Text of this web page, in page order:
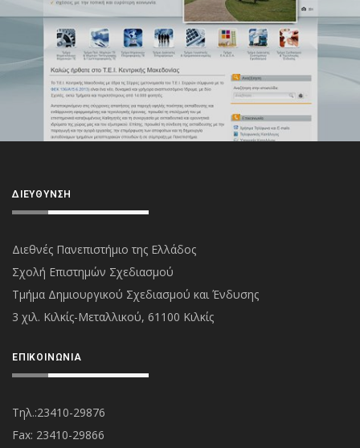
ΔΙΕΎΘΥΝΣΗ
Διεθνές Πανεπιστήμιο της Ελλάδος
Σχολή Επιστημών Σχεδιασμού
Τμήμα Δημιουργικού Σχεδιασμού και Ένδυσης
3 χιλ. Κιλκίς-Μεταλλικού, 61100 Κιλκίς
ΕΠΙΚΟΙΝΩΝΊΑ
Τηλ.:23410-29876
Fax: 23410-29866